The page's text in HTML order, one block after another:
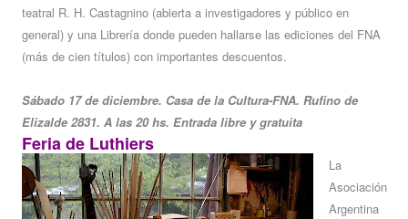
teatral R. H. Castagnino (abierta a investigadores y público en
general) y una Librería donde pueden hallarse las ediciones del FNA
(más de cien títulos) con importantes descuentos.
Sábado 17 de diciembre. Casa de la Cultura-FNA. Rufino de
Elizalde 2831. A las 20 hs. Entrada libre y gratuita
Feria de Luthiers
La
Asociación
Argentina